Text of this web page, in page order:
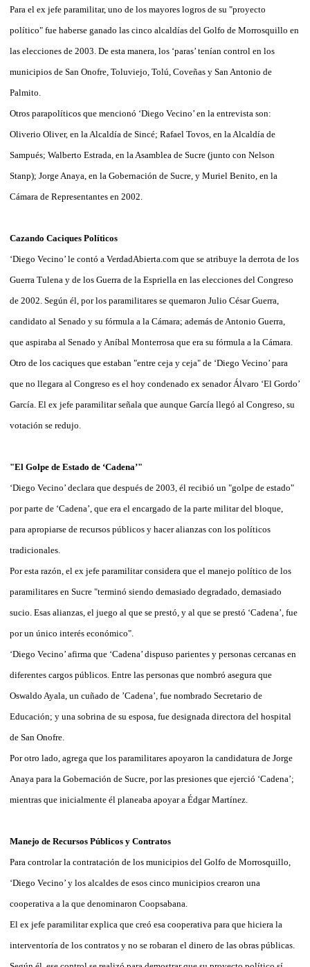
Para el ex jefe paramilitar, uno de los mayores logros de su "proyecto
político" fue haberse ganado las cinco alcaldías del Golfo de Morrosquillo en
las elecciones de 2003. De esta manera, los ‘paras’ tenían control en los
municipios de San Onofre, Toluviejo, Tolú, Coveñas y San Antonio de
Palmito.
Otros parapolíticos que mencionó ‘Diego Vecino’ en la entrevista son:
Oliverio Oliver, en la Alcaldía de Sincé; Rafael Tovos, en la Alcaldía de
Sampués; Walberto Estrada, en la Asamblea de Sucre (junto con Nelson
Stanp); Jorge Anaya, en la Gobernación de Sucre, y Muriel Benito, en la
Cámara de Representantes en 2002.
Cazando Caciques Políticos
‘Diego Vecino’ le contó a VerdadAbierta.com que se atribuye la derrota de los
Guerra Tulena y de los Guerra de la Espriella en las elecciones del Congreso
de 2002. Según él, por los paramilitares se quemaron Julio César Guerra,
candidato al Senado y su fórmula a la Cámara; además de Antonio Guerra,
que aspiraba al Senado y Aníbal Monterrosa que era su fórmula a la Cámara.
Otro de los caciques que estaban "entre ceja y ceja" de ‘Diego Vecino’ para
que no llegara al Congreso es el hoy condenado ex senador Álvaro ‘El Gordo’
García. El ex jefe paramilitar señala que aunque García llegó al Congreso, su
votación se redujo.
"El Golpe de Estado de ‘Cadena’"
‘Diego Vecino’ declara que después de 2003, él recibió un "golpe de estado"
por parte de ‘Cadena’, que era el encargado de la parte militar del bloque,
para apropiarse de recursos públicos y hacer alianzas con los políticos
tradicionales.
Por esta razón, el ex jefe paramilitar considera que el manejo político de los
paramilitares en Sucre "terminó siendo demasiado degradado, demasiado
sucio. Esas alianzas, el juego al que se prestó, y al que se prestó ‘Cadena’, fue
por un único interés económico".
‘Diego Vecino’ afirma que ‘Cadena’ dispuso parientes y personas cercanas en
diferentes cargos públicos. Entre las personas que nombró asegura que
Oswaldo Ayala, un cuñado de ’Cadena’, fue nombrado Secretario de
Educación; y una sobrina de su esposa, fue designada directora del hospital
de San Onofre.
Por otro lado, agrega que los paramilitares apoyaron la candidatura de Jorge
Anaya para la Gobernación de Sucre, por las presiones que ejerció ‘Cadena’;
mientras que inicialmente él planeaba apoyar a Édgar Martínez.
Manejo de Recursos Públicos y Contratos
Para controlar la contratación de los municipios del Golfo de Morrosquillo,
‘Diego Vecino’ y los alcaldes de esos cinco municipios crearon una
cooperativa a la que denominaron Coopsabana.
El ex jefe paramilitar explica que creó esa cooperativa para que hiciera la
interventoría de los contratos y no se robaran el dinero de las obras públicas.